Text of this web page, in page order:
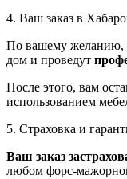
4. Ваш заказ в
По вашему желанию,
дом и проведут
После этого, вам
использованием
5. Страховка и
Ваш заказ
любом форс-